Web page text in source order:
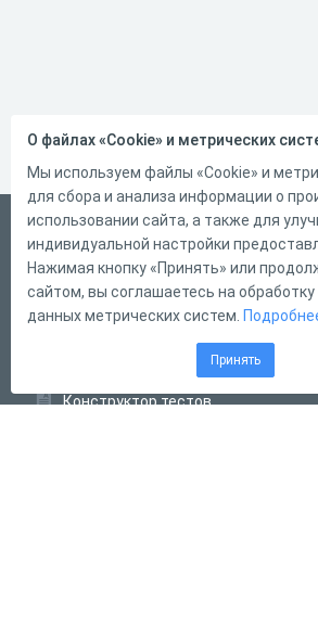
Русский
Справка
Форма обратной связи
Конструктор тестов
О файлах «Cookie» и метрических
Мы используем файлы «Cookie» и
для сбора и анализа информации о
использовании сайта, а также для
индивидуальной настройки
Нажимая кнопку «Принять» или
сайтом, вы соглашаетесь на
данных метрических систем.
Принять